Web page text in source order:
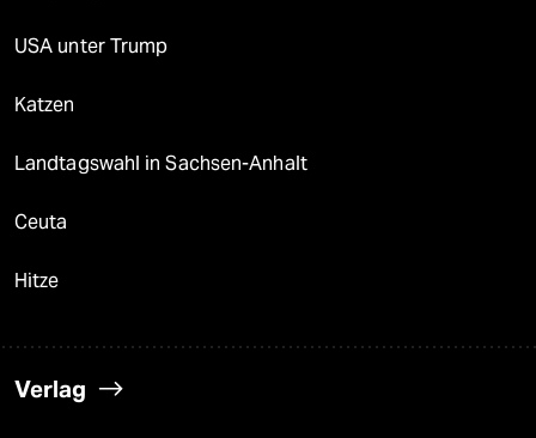
USA unter Trump
Katzen
Landtagswahl in Sachsen-Anhalt
Ceuta
Hitze
Verlag